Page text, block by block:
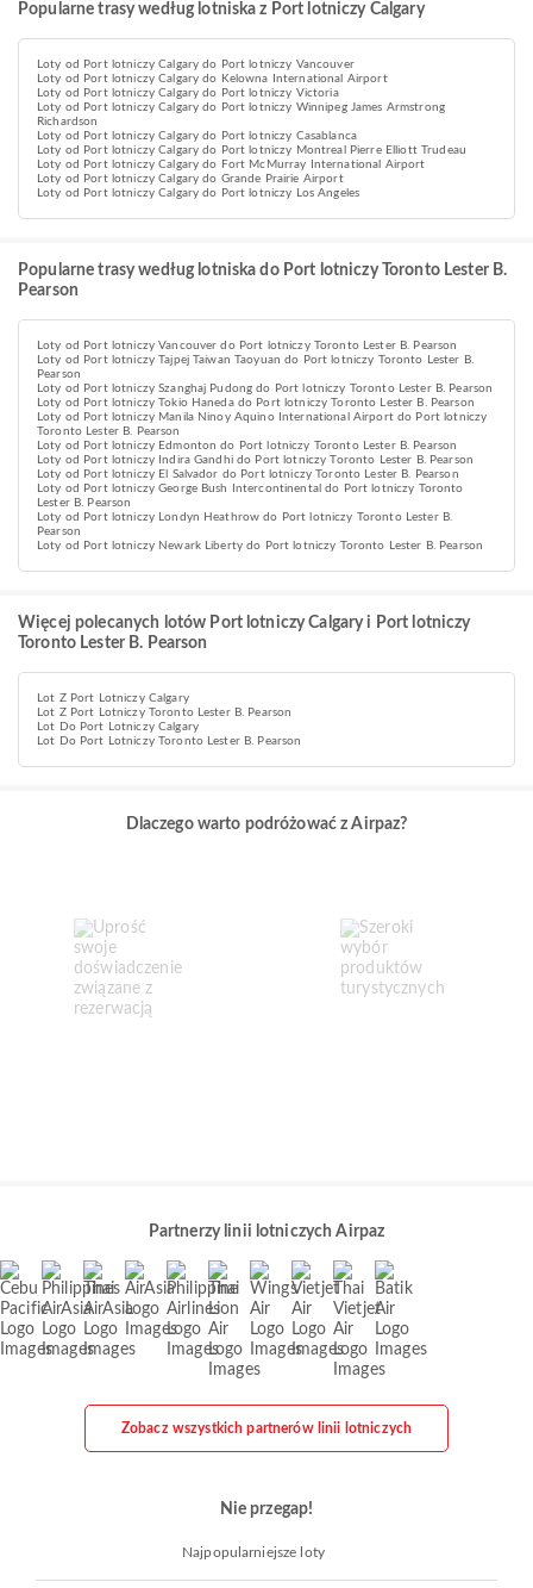
Popularne trasy według lotniska z Port lotniczy Calgary
Loty od Port lotniczy Calgary do Port lotniczy Vancouver
Loty od Port lotniczy Calgary do Kelowna International Airport
Loty od Port lotniczy Calgary do Port lotniczy Victoria
Loty od Port lotniczy Calgary do Port lotniczy Winnipeg James Armstrong
Richardson
Loty od Port lotniczy Calgary do Port lotniczy Casablanca
Loty od Port lotniczy Calgary do Port lotniczy Montreal Pierre Elliott Trudeau
Loty od Port lotniczy Calgary do Fort McMurray International Airport
Loty od Port lotniczy Calgary do Grande Prairie Airport
Loty od Port lotniczy Calgary do Port lotniczy Los Angeles
Popularne trasy według lotniska do Port lotniczy Toronto Lester B.
Pearson
Loty od Port lotniczy Vancouver do Port lotniczy Toronto Lester B. Pearson
Loty od Port lotniczy Tajpej Taiwan Taoyuan do Port lotniczy Toronto Lester B.
Pearson
Loty od Port lotniczy Szanghaj Pudong do Port lotniczy Toronto Lester B. Pearson
Loty od Port lotniczy Tokio Haneda do Port lotniczy Toronto Lester B. Pearson
Loty od Port lotniczy Manila Ninoy Aquino International Airport do Port lotniczy
Toronto Lester B. Pearson
Loty od Port lotniczy Edmonton do Port lotniczy Toronto Lester B. Pearson
Loty od Port lotniczy Indira Gandhi do Port lotniczy Toronto Lester B. Pearson
Loty od Port lotniczy El Salvador do Port lotniczy Toronto Lester B. Pearson
Loty od Port lotniczy George Bush Intercontinental do Port lotniczy Toronto
Lester B. Pearson
Loty od Port lotniczy Londyn Heathrow do Port lotniczy Toronto Lester B.
Pearson
Loty od Port lotniczy Newark Liberty do Port lotniczy Toronto Lester B. Pearson
Więcej polecanych lotów Port lotniczy Calgary i Port lotniczy
Toronto Lester B. Pearson
Lot Z Port Lotniczy Calgary
Lot Z Port Lotniczy Toronto Lester B. Pearson
Lot Do Port Lotniczy Calgary
Lot Do Port Lotniczy Toronto Lester B. Pearson
Dlaczego warto podróżować z Airpaz?
Partnerzy linii lotniczych Airpaz
Zobacz wszystkich partnerów linii lotniczych
Nie przegap!
Najpopularniejsze loty